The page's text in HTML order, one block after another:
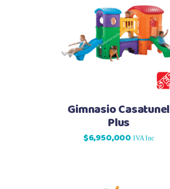
Gimnasio Casatunel
Plus
$6,950,000 IVA Inc